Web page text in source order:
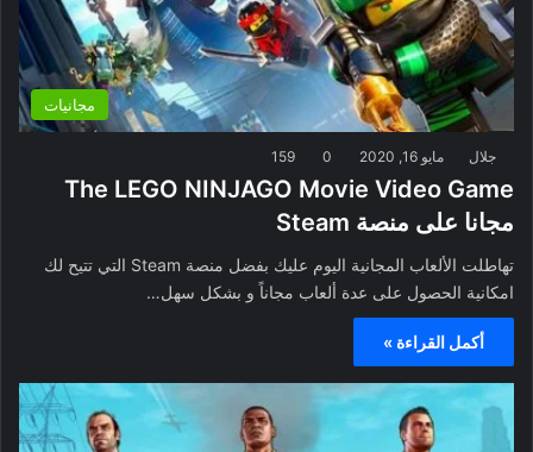
مجانيات
جلال مايو 16, 2020 0
159
The LEGO NINJAGO Movie Video Game
مجانا على منصة Steam
تهاطلت الألعاب المجانية اليوم عليك بفضل منصة Steam التي تتيح لك
امكانية الحصول على عدة ألعاب مجاناً و بشكل سهل…
أكمل القراءة »